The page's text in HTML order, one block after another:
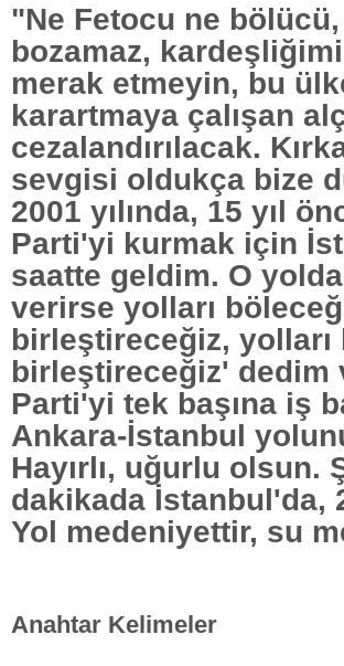
"Ne Fetocu ne
bozamaz,
merak etmeyin, bu
karartmaya çalışan
cezalandırılacak.
sevgisi oldukça bize
2001 yılında, 15 yıl
Parti'yi kurmak için
saatte geldim. O
verirse yolları
birleştireceğiz,
birleştireceğiz' dedim
Parti'yi tek başına iş
Ankara-İstanbul
Hayırlı, uğurlu olsun.
dakikada İstanbul'da,
Yol medeniyettir, su
Anahtar Kelimeler